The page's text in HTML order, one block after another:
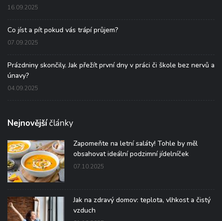
16.09.2025
Co jíst a pít pokud vás trápí průjem?
07.09.2025
Prázdniny skončily. Jak přežít první dny v práci či škole bez nervů a
únavy?
04.09.2025
Nejnovějšíčlánky
Zapomeňte na letní saláty! Tohle by měl
obsahovat ideální podzimní jídelníček
07.10.2025
Jak na zdravý domov: teplota, vlhkost a čistý
vzduch